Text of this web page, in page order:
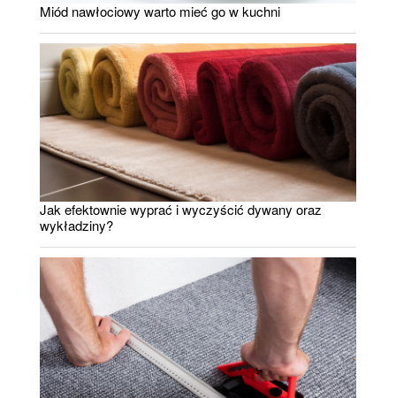
Miód nawłociowy warto mieć go w kuchni
Jak efektownie wyprać i wyczyścić dywany oraz
wykładziny?